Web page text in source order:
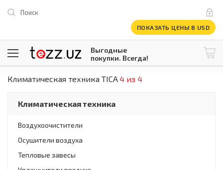
Поиск
ПОКАЗАТЬ ЦЕНЫ В USD
Выгодные
покупки. Всегда!
1 USD = 12 296.16 сум \ @tezzuz
Все категории
Компьютеры и оргтехника
Телевизоры
Климатическая техника
Климатическая техника
Встраиваемая техника
Климатическая техника TICA 4 из 4
Климатическая техника
Воздухоочистители
Осушители воздуха
Тепловые завесы